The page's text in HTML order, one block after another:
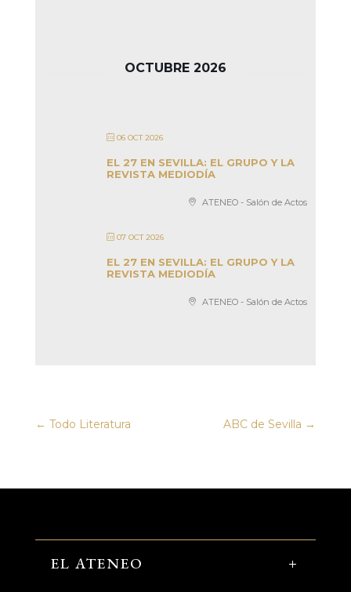
OCTUBRE 2026
06 OCT 2026
EL 27 EN SEVILLA: EL GRUPO Y LA
REVISTA MEDIODÍA
ATENEO - Salón de Actos
07 OCT 2026
EL 27 EN SEVILLA: EL GRUPO Y LA
REVISTA MEDIODÍA
ATENEO - Salón de Actos
← Todo Literatura ABC de Sevilla →
EL ATENEO